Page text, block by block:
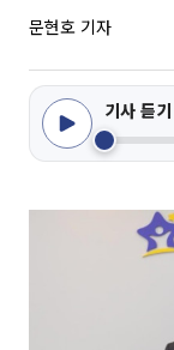
문현호 기자
기사 듣기